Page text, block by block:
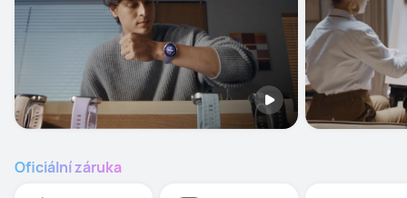
Oficiální záruka